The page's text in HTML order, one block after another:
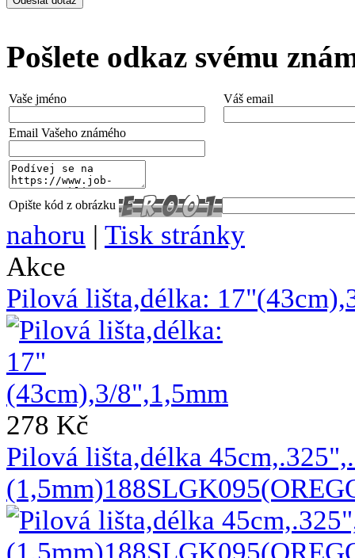
Pošlete odkaz svému
Vaše jméno Váš email
Email Vašeho známého
Opište kód z obrázku
nahoru | Tisk stránky
Akce
Pilová lišta,délka:
278 Kč
Pilová lišta,délka